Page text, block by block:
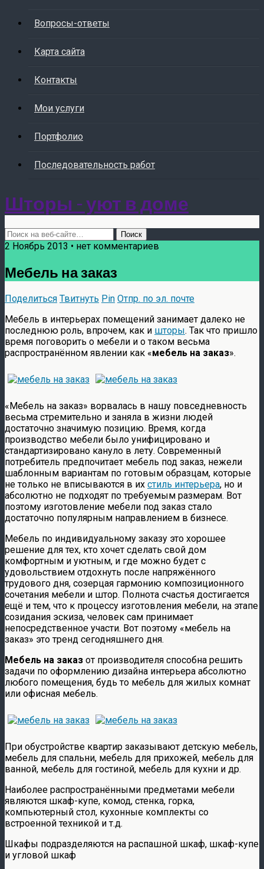
Вопросы-ответы
Карта сайта
Контакты
Мои услуги
Портфолио
Последовательность работ
Шторы - уют в доме
2 Ноябрь 2013 • нет комментариев
Мебель на заказ
Поделиться Твитнуть Pin Отпр. по эл. почте
Мебель в интерьерах помещений занимает далеко не
последнюю роль, впрочем, как и шторы. Так что пришло
время поговорить о мебели и о таком весьма
распространённом явлении как «мебель на заказ».
«Мебель на заказ» ворвалась в нашу повседневность
весьма стремительно и заняла в жизни людей
достаточно значимую позицию. Время, когда
производство мебели было унифицировано и
стандартизировано кануло в лету. Современный
потребитель предпочитает мебель под заказ, нежели
шаблонным вариантам по готовым образцам, которые
не только не вписываются в их стиль интерьера, но и
абсолютно не подходят по требуемым размерам. Вот
поэтому изготовление мебели под заказ стало
достаточно популярным направлением в бизнесе.
Мебель по индивидуальному заказу это хорошее
решение для тех, кто хочет сделать свой дом
комфортным и уютным, и где можно будет с
удовольствием отдохнуть после напряжённого
трудового дня, созерцая гармонию композиционного
сочетания мебели и штор. Полнота счастья достигается
ещё и тем, что к процессу изготовления мебели, на этапе
созидания эскиза, человек сам принимает
непосредственное участи. Вот поэтому «мебель на
заказ» это тренд сегодняшнего дня.
Мебель на заказ от производителя способна решить
задачи по оформлению дизайна интерьера абсолютно
любого помещения, будь то мебель для жилых комнат
или офисная мебель.
При обустройстве квартир заказывают детскую мебель,
мебель для спальни, мебель для прихожей, мебель для
ванной, мебель для гостиной, мебель для кухни и др.
Наиболее распространёнными предметами мебели
являются шкаф-купе, комод, стенка, горка,
компьютерный стол, кухонные комплекты со
встроенной техникой и т.д.
Шкафы подразделяются на распашной шкаф, шкаф-купе
и угловой шкаф